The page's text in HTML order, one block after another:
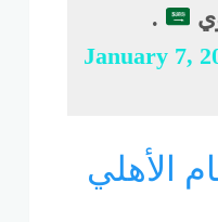
.
January 7,
الأهلي